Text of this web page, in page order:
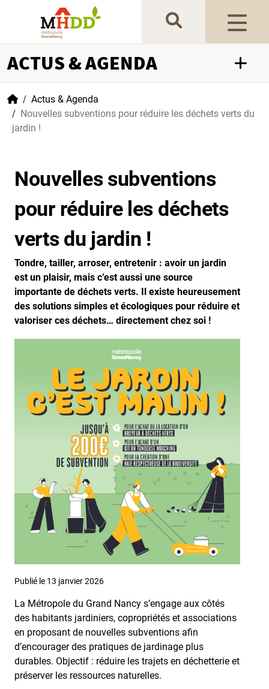
Gestion de vos préférences sur les cookies
ACTUS & AGENDA
AccueilActus & Agenda
Nouvelles subventions pour réduire les déchets verts du
jardin !
Nouvelles subventions
pour réduire les déchets
verts du jardin !
Tondre, tailler, arroser, entretenir : avoir un jardin
est un plaisir, mais c’est aussi une source
importante de déchets verts. Il existe heureusement
des solutions simples et écologiques pour réduire et
valoriser ces déchets… directement chez soi !
Publié le 13 janvier 2026
La Métropole du Grand Nancy s’engage aux côtés
des habitants jardiniers, copropriétés et associations
en proposant de nouvelles subventions afin
d’encourager des pratiques de jardinage plus
durables. Objectif : réduire les trajets en déchetterie et
préserver les ressources naturelles.